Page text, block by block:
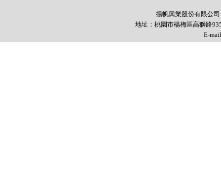
揚帆興業股份有限公司
地址：桃園市楊梅區高獅路
E-